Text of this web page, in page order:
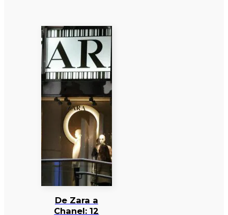
De Zara a
Chanel: 12